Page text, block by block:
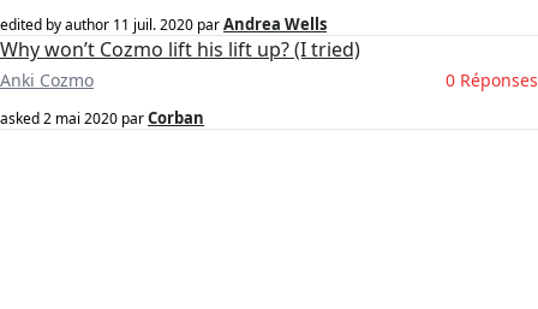
edited by author 11 juil. 2020 parAndrea Wells
Why won’t Cozmo lift his lift up? (I tried)
Anki Cozmo 0 Réponses
asked2 mai 2020 parCorban